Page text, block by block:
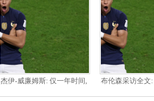
杰伊-威廉姆斯: 仅一年时间,
布伦森采访全文